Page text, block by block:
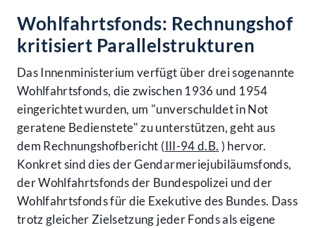
Wohlfahrtsfonds: Rechnungshof
kritisiert Parallelstrukturen
Das Innenministerium verfügt über drei sogenannte
Wohlfahrtsfonds, die zwischen 1936 und 1954
eingerichtet wurden, um "unverschuldet in Not
geratene Bedienstete" zu unterstützen, geht aus
dem Rechnungshofbericht (III-94 d.B. ) hervor.
Konkret sind dies der Gendarmeriejubiläumsfonds,
der Wohlfahrtsfonds der Bundespolizei und der
Wohlfahrtsfonds für die Exekutive des Bundes. Dass
trotz gleicher Zielsetzung jeder Fonds als eigene